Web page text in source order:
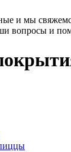
и мы
вопросы и